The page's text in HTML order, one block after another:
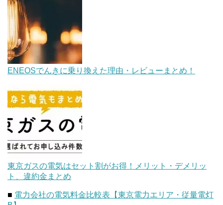
ENEOSでんきに乗り換えた理由・レビューまとめ！
東京ガスの電気はセット割がお得！メリット・デメリッ
ト、違約金まとめ
■ 電力会社の電気料金比較表【東京電力エリア・従量電灯